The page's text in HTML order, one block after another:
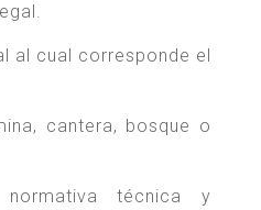
al cual corresponde el
cantera, bosque o
técnica y